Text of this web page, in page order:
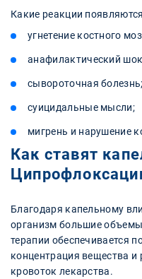
Какие реакции
угнетение костного
анафилактический
сывороточная болезнь;
суицидальные мысли;
мигрень и нарушение
Как ставят
Благодаря капельному
организм большие
терапии обеспечивается
концентрация вещества и
кровоток лекарства.